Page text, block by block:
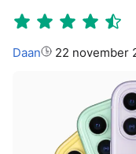
Auteur:
Daan 22 november